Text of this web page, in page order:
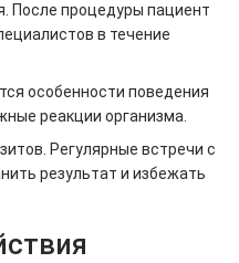
После процедуры пациент
в течение
особенности поведения
реакции организма.
Регулярные встречи с
результат и избежать